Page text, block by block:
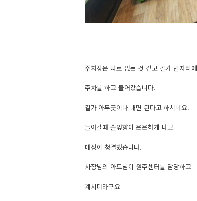
주차장은 따로 없는 것 같고 길가 빈자리에
주차를 하고 들어갔습니다.
길가 아무곳이나 대면 된다고 하시네요.
들어갈때 솔잎향이 은은하게 나고
매장이 청결했습니다.
사장님의 아드님이 원주센터를 담당하고
계시더라구요